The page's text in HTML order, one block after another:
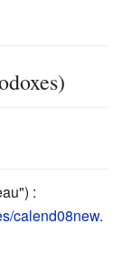
:
calend08new.